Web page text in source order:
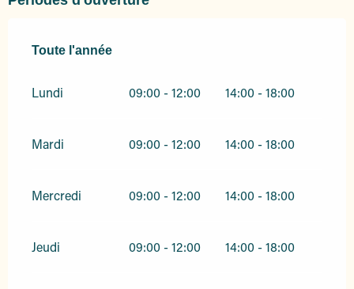
Toute l'année
Toute l'année
Lundi 09:00 - 12:00 14:00 - 18:00
Mardi 09:00 - 12:00 14:00 - 18:00
Mercredi 09:00 - 12:00 14:00 - 18:00
Jeudi 09:00 - 12:00 14:00 - 18:00